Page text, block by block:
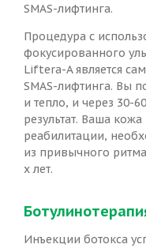
SMAS-лифтинга.
Процедура с
фокусированного
Liftera-A является
SMAS-лифтинга. Вы
и тепло, и через 30-
результат. Ваша
реабилитации,
из привычного
х лет.
Инъекции ботокса